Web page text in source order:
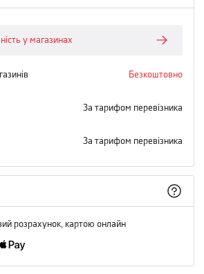
у магазинах
Безкоштовно
За тарифом перевізника
За тарифом перевізника
розрахунок, картою онлайн